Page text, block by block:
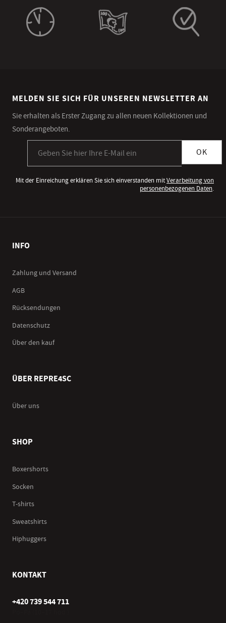
MELDEN SIE SICH FÜR UNSEREN NEWSLETTER AN
Sie erhalten als Erster Zugang zu allen neuen Kollektionen und
Sonderangeboten.
OK
Mit der Einreichung erklären Sie sich einverstanden mitVerarbeitung von
personenbezogenen Daten.
INFO
Zahlung und Versand
AGB
Rücksendungen
Datenschutz
Über den kauf
ÜBER REPRE4SC
Über uns
SHOP
Boxershorts
Socken
T-shirts
Sweatshirts
Hiphuggers
KONTAKT
+420 739 544 711